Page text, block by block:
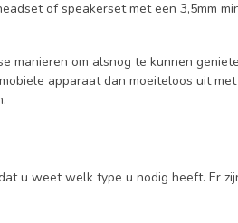
of speakerset met een 3,5mm
om alsnog te kunnen
apparaat dan moeiteloos uit
u weet welk type u nodig heeft. Er